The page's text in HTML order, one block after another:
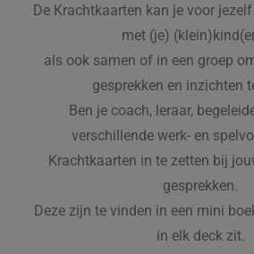
De Krachtkaarten kan je voor
met (je)
als ook samen of in een groep
gesprekken en inzichten
Ben je coach, leraar,
verschillende werk- en
Krachtkaarten in te zetten bij
gesprekken.
Deze zijn te vinden in een mini
in elk deck zit.